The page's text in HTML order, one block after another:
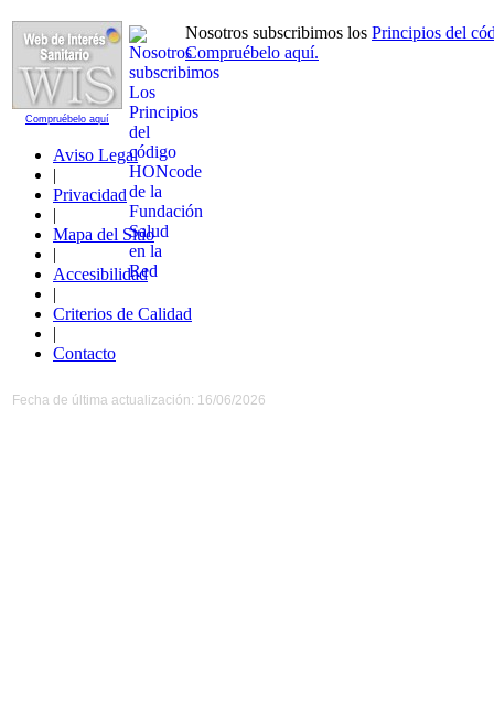
Nosotros subscribimos los Principios del
Compruébelo aquí.
Compruébelo aquí
Aviso Legal
|
Privacidad
|
Mapa del Sitio
|
Accesibilidad
|
Criterios de Calidad
|
Contacto